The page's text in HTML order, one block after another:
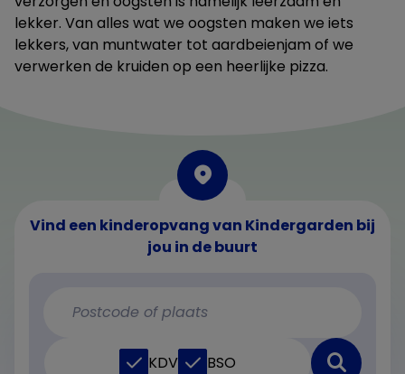
lekker. Van alles wat we oogsten maken we iets
lekkers, van muntwater tot aardbeienjam of we
verwerken de kruiden op een heerlijke pizza.
Vind een kinderopvang van Kindergarden bij
jou in de buurt
KDV BSO